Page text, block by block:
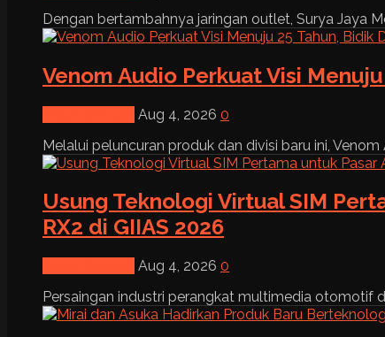
Dengan bertambahnya jaringan outlet, Surya Jaya
Venom Audio Perkuat Visi
Aug 4, 2026 0
Melalui peluncuran produk dan divisi baru ini, Venom
Usung Teknologi Virtual SIM
RX2 di GIIAS 2026
Aug 4, 2026 0
Persaingan industri perangkat multimedia otomotif